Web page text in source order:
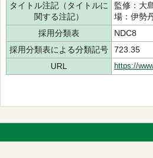
タイトル注記（タイトルに
関する注記）
監修：大
場：伊勢
採用分類表
NDC8
採用分類表による分類記号
723.35
URL
https://